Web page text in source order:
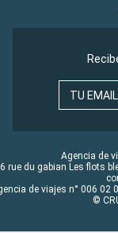
TU EMAIL
Agencia de
rue du gabian Les flots
de viajes n° 006 02
©